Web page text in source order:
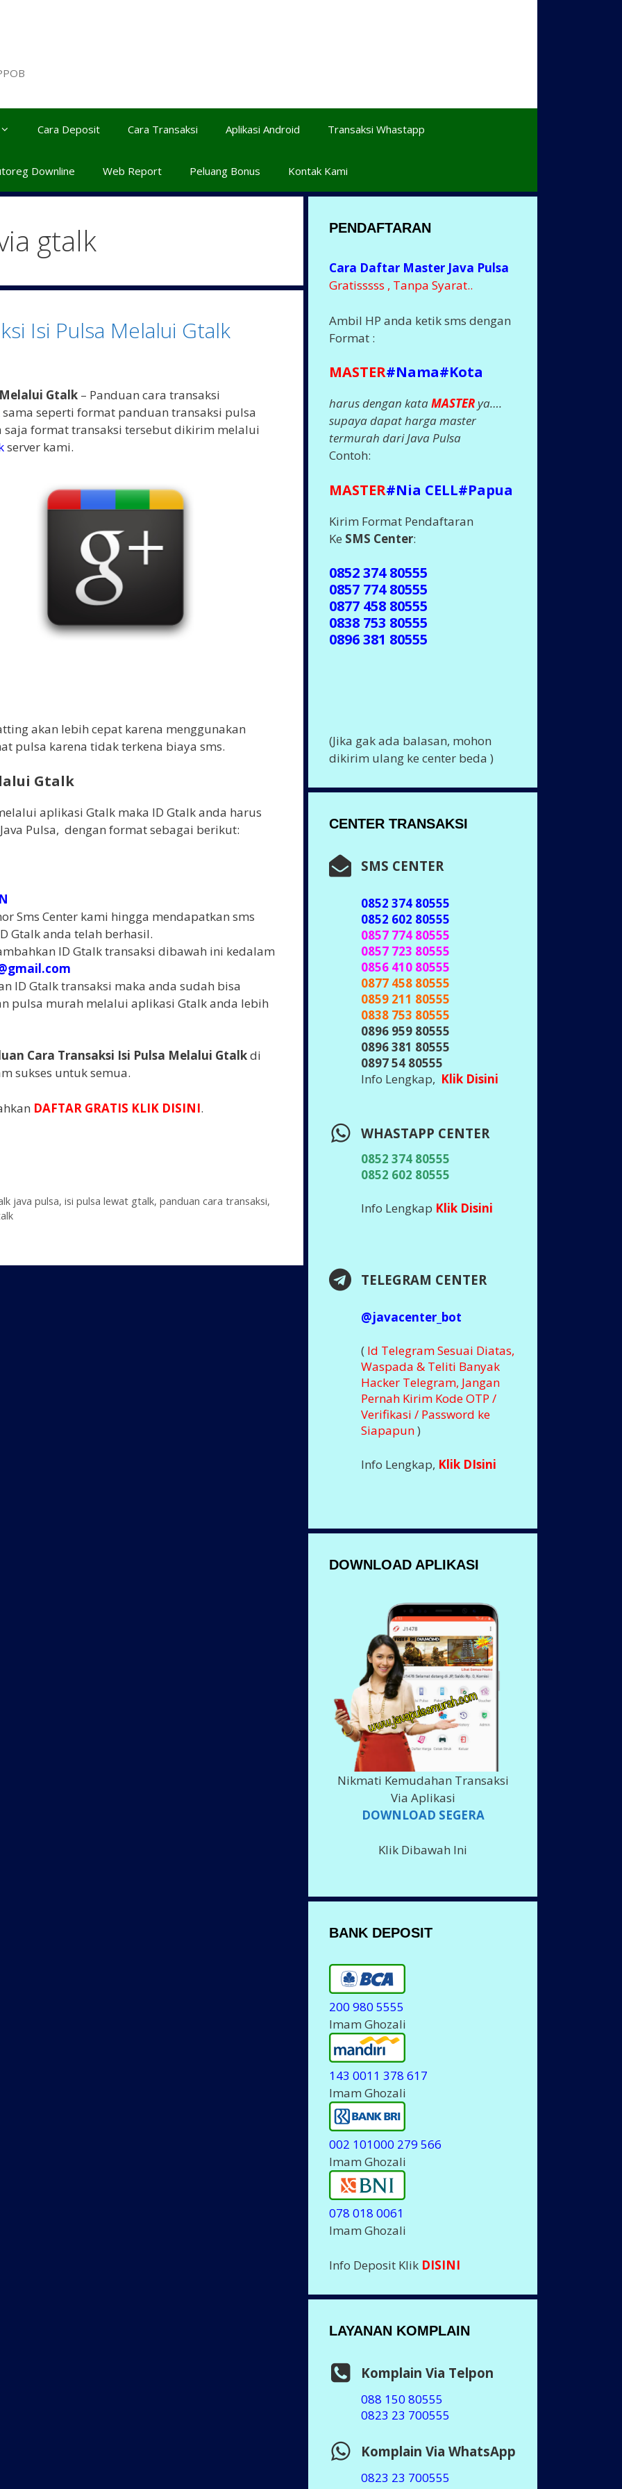
Cara Deposit Cara Transaksi Aplikasi Android Transaksi Whastapp
Downline Web Report Peluang Bonus Kontak Kami
gtalk
Isi Pulsa Melalui Gtalk
Gtalk – Panduan cara transaksi
sama seperti format panduan transaksi pulsa
saja format transaksi tersebut dikirim melalui
server kami.
akan lebih cepat karena menggunakan
pulsa karena tidak terkena biaya sms.
Gtalk
aplikasi Gtalk maka ID Gtalk anda harus
Pulsa, dengan format sebagai berikut:
Sms Center kami hingga mendapatkan sms
Gtalk anda telah berhasil.
ID Gtalk transaksi dibawah ini kedalam
ID Gtalk transaksi maka anda sudah bisa
pulsa murah melalui aplikasi Gtalk anda lebih
Cara Transaksi Isi Pulsa Melalui Gtalkdi
sukses untuk semua.
DAFTAR GRATIS KLIK DISINI.
java pulsa, isi pulsa lewat gtalk, panduan cara transaksi,
PENDAFTARAN
Cara Daftar Master Java Pulsa
Gratisssss , Tanpa Syarat..
Ambil HP anda ketik sms dengan
Format :
MASTER#Nama#Kota
harus dengan kataMASTER ya….
supaya dapat harga master
termurah dari Java Pulsa
Contoh:
MASTER#Nia CELL#Papua
Kirim Format Pendaftaran
Ke SMS Center:
0852 374 80555
0857 774 80555
0877 458 80555
0838 753 80555
0896 381 80555
(Jika gak ada balasan, mohon
dikirim ulang ke center beda )
CENTER TRANSAKSI
SMS CENTER
0852 374 80555
0852 602 80555
0857 774 80555
0857 723 80555
0856 410 80555
0877 458 80555
0859 211 80555
0838 753 80555
0896 959 80555
0896 381 80555
0897 54 80555
Info Lengkap, Klik Disini
WHASTAPP CENTER
0852 374 80555
0852 602 80555
Info Lengkap Klik Disini
TELEGRAM CENTER
@javacenter_bot
( Id Telegram Sesuai Diatas,
Waspada & Teliti Banyak
Hacker Telegram, Jangan
Pernah Kirim Kode OTP /
Verifikasi / Password ke
Siapapun)
Info Lengkap, Klik DIsini
DOWNLOAD APLIKASI
Nikmati Kemudahan Transaksi
Via Aplikasi
DOWNLOAD SEGERA
Klik Dibawah Ini
BANK DEPOSIT
200 980 5555
Imam Ghozali
143 0011 378 617
Imam Ghozali
002 101000 279 566
Imam Ghozali
078 018 0061
Imam Ghozali
Info Deposit Klik DISINI
LAYANAN KOMPLAIN
Komplain Via Telpon
088 150 80555
0823 23 700555
Komplain Via WhatsApp
0823 23 700555